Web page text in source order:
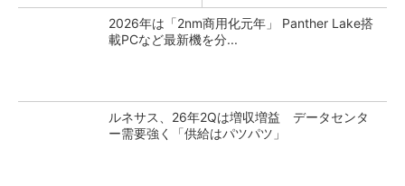
2026年は「2nm商用化元年」 Panther Lake搭
載PCなど最新機を分...
ルネサス、26年2Qは増収増益 データセンタ
ー需要強く「供給はパツパツ」